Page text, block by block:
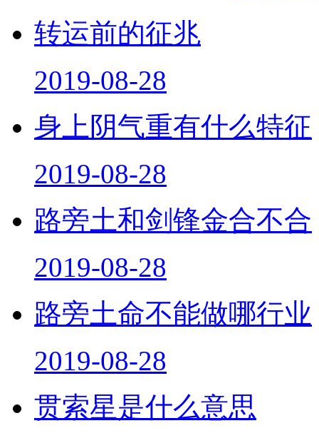
转运前的征兆
2019-08-28
身上阴气重有什么特征
2019-08-28
路旁土和剑锋金合不合
2019-08-28
路旁土命不能做哪行业
2019-08-28
贯索星是什么意思